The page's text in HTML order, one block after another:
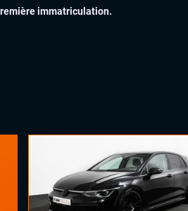
immatriculation.